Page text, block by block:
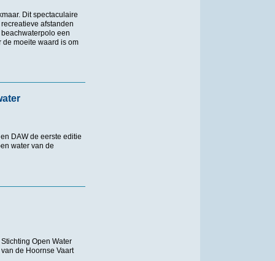
Dit spectaculaire
afstanden
een
de moeite waard is om
DAW de eerste editie
water van de
van Nederland
Open Water
de Hoornse Vaart